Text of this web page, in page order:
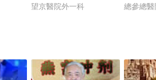
望京醫院外一科 總參總